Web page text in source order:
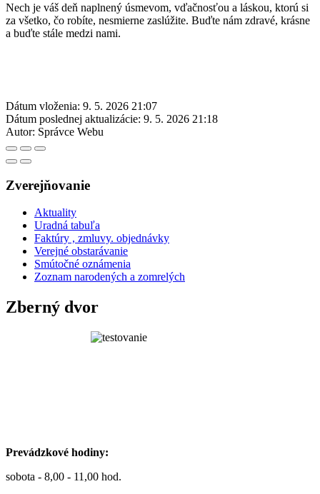
Nech je váš deň naplnený úsmevom, vďačnosťou a láskou, ktorú si
za všetko, čo robíte, nesmierne zaslúžite. Buďte nám zdravé, krásne
a buďte stále medzi nami.
Dátum vloženia: 9. 5. 2026 21:07
Dátum poslednej aktualizácie: 9. 5. 2026 21:18
Autor: Správce Webu
Zverejňovanie
Aktuality
Uradná tabuľa
Faktúry , zmluvy. objednávky
Verejné obstarávanie
Smútočné oznámenia
Zoznam narodených a zomrelých
Zberný dvor
Prevádzkové hodiny:
sobota - 8,00 - 11,00 hod.